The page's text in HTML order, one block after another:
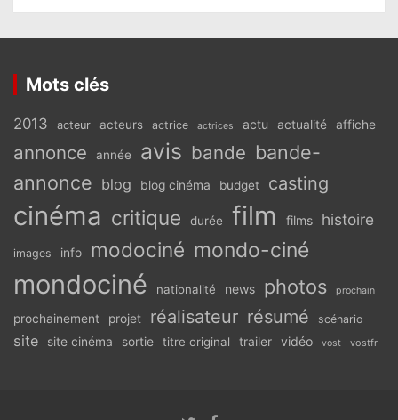
Mots clés
2013 acteur acteurs actrice actrices actu actualité affiche
annonce année avis bande bande-
annonce blog blog cinéma budget casting
cinéma critique durée film films histoire
images info modociné mondo-ciné
mondociné nationalité news photos prochain
prochainement projet réalisateur résumé scénario
site site cinéma sortie titre original trailer vidéo vost vostfr